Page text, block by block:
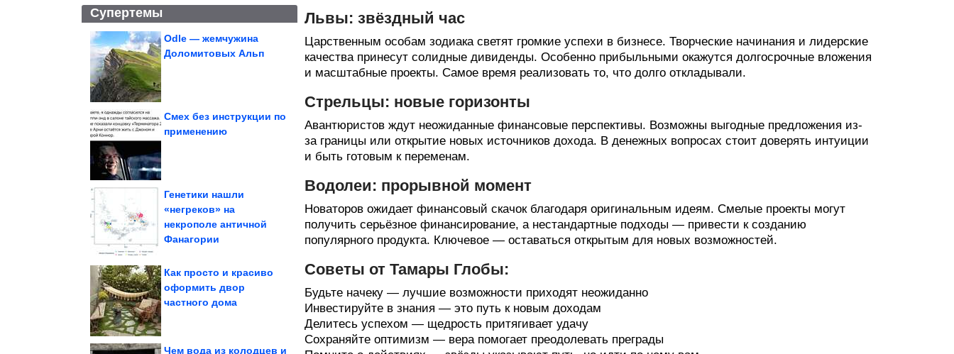
Супертемы
Опасный месяц для
Odle — жемчужина
Доломитовых Альп
Смех без инструкции по
применению
Генетики нашли
«негреков» на
некрополе античной
Фанагории
Фото, на которых
Как просто и красиво
оформить двор
частного дома
Чем вода из колодцев и
Львы: звёздный час
Царственным особам зодиака светят громкие успехи в бизнесе. Творческие начинания и лидерские
качества принесут солидные дивиденды. Особенно прибыльными окажутся долгосрочные вложения
и масштабные проекты. Самое время реализовать то, что долго откладывали.
Стрельцы: новые горизонты
Авантюристов ждут неожиданные финансовые перспективы. Возможны выгодные предложения из-
за границы или открытие новых источников дохода. В денежных вопросах стоит доверять интуиции
и быть готовым к переменам.
Водолеи: прорывной момент
Новаторов ожидает финансовый скачок благодаря оригинальным идеям. Смелые проекты могут
получить серьёзное финансирование, а нестандартные подходы — привести к созданию
популярного продукта. Ключевое — оставаться открытым для новых возможностей.
Советы от Тамары Глобы:
Будьте начеку — лучшие возможности приходят неожиданно
Инвестируйте в знания — это путь к новым доходам
Делитесь успехом — щедрость притягивает удачу
Сохраняйте оптимизм — вера помогает преодолевать преграды